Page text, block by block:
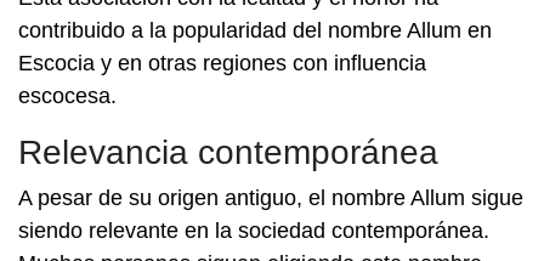
contribuido a la popularidad del nombre Allum en
Escocia y en otras regiones con influencia
escocesa.
Relevancia contemporánea
A pesar de su origen antiguo, el nombre Allum sigue
siendo relevante en la sociedad contemporánea.